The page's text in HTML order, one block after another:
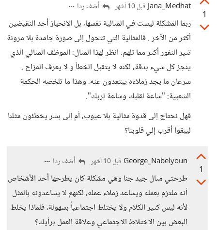
1
Jana_Medhat قبل 10 أشهر أضف ردا
ربما المشكلة ليست في المثالية نفسها، بل الانحياز أحد النقيضين
أكثر من الآخر . فالمثالية التي تتحول إلى صورة جامدة بلا مرونة
تثير النفور أكثر مما تلهم. انظر لهذا المثال: الموظف المثالي الذي
ينجز كل شيء بدقة، لكنه لا يتقبل الخطأ و لا يعرف المزاح ،
سرعان ما يجد زملاءه يبتعدون عنه. وهذا ما تلخصه الحكمة
الشعبية: "ساعة لقلبك وساعة لربك".
فهل نحتاج إلى قدوة مثالية بلا عيوب، أم إلى بشر يخطئون مثلنا
ليبقوا أقرب إلي قلوبنا؟
1
George_Nabelyoun قبل 10 أشهر أضف ردا
طرحتي مثال جيد جنا وهي مشكلة كان يطرحها أحد الأشخاص
أنه ملتزم بعمله ويساعد زملاء عمله، لكنهم لا يساعدونه بالمثل
لأنه ليس كثير الكلام ولا يختلط اجتماعياً بسهولة، فلماذا يخلط
البعض بين الاختلاط الاجتماعي وعلاقة العمل برأيك؟